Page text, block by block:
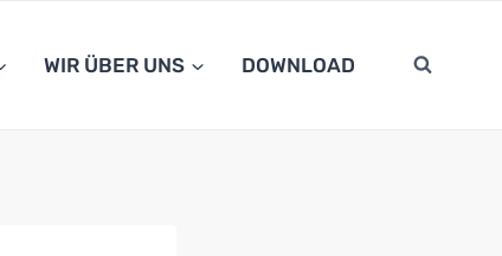
WIR ÜBER UNS DOWNLOAD